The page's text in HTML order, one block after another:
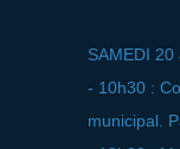
SAMEDI 20
- 10h30 :
municipal.